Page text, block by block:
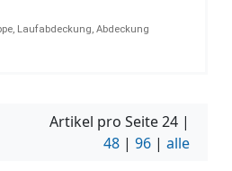
Laufabdeckung, Abdeckung
Artikel pro Seite24 |
48 | 96 | alle